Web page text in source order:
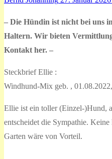
– Die Hündin ist nicht bei uns
Haltern. Wir bieten
Kontakt her. –
Steckbrief Ellie :
Windhund-Mix geb. ,
Ellie ist ein toller (Einzel-)Hund,
entscheidet die Sympathie.
Garten wäre von Vorteil.